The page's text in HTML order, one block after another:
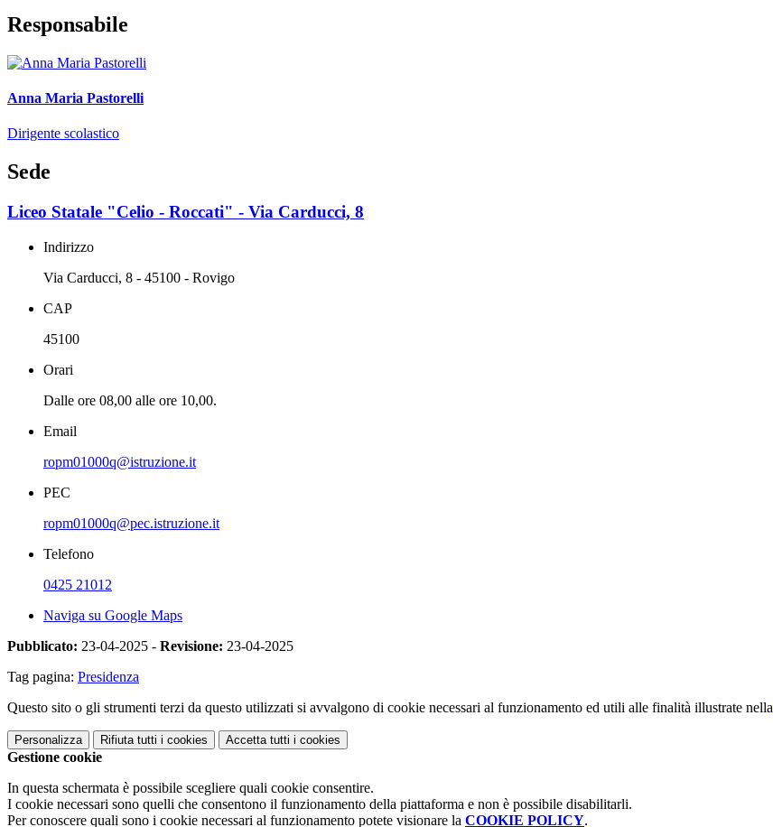
Responsabile
Anna Maria Pastorelli
Dirigente scolastico
Sede
Liceo Statale "Celio - Roccati" - Via Carducci, 8
Indirizzo
Via Carducci, 8 - 45100 - Rovigo
CAP
45100
Orari
Dalle ore 08,00 alle ore 10,00.
Email
ropm01000q@istruzione.it
PEC
ropm01000q@pec.istruzione.it
Telefono
0425 21012
Naviga su Google Maps
Pubblicato: 23-04-2025 - Revisione: 23-04-2025
Tag pagina: Presidenza
Questo sito o gli strumenti terzi da questo utilizzati si avvalgono di cookie necessari al funzionamento ed utili alle finalità illustrate nella
Personalizza Rifiuta tutti i cookies Accetta tutti i cookies
Gestione cookie
In questa schermata è possibile scegliere quali cookie consentire.
I cookie necessari sono quelli che consentono il funzionamento della piattaforma e non è possibile disabilitarli.
Per conoscere quali sono i cookie necessari al funzionamento potete visionare la COOKIE POLICY.